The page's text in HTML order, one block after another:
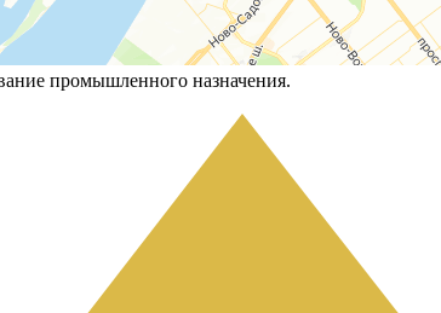
промышленного назначения.